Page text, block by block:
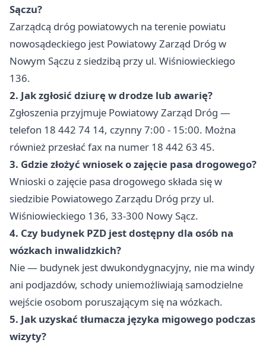
Sączu?
Zarządcą dróg powiatowych na terenie powiatu
nowosądeckiego jest Powiatowy Zarząd Dróg w
Nowym Sączu z siedzibą przy ul. Wiśniowieckiego
136.
2. Jak zgłosić dziurę w drodze lub awarię?
Zgłoszenia przyjmuje Powiatowy Zarząd Dróg —
telefon 18 442 74 14, czynny 7:00 - 15:00. Można
również przesłać fax na numer 18 442 63 45.
3. Gdzie złożyć wniosek o zajęcie pasa drogowego?
Wnioski o zajęcie pasa drogowego składa się w
siedzibie Powiatowego Zarządu Dróg przy ul.
Wiśniowieckiego 136, 33-300 Nowy Sącz.
4. Czy budynek PZD jest dostępny dla osób na
wózkach inwalidzkich?
Nie — budynek jest dwukondygnacyjny, nie ma windy
ani podjazdów, schody uniemożliwiają samodzielne
wejście osobom poruszającym się na wózkach.
5. Jak uzyskać tłumacza języka migowego podczas
wizyty?